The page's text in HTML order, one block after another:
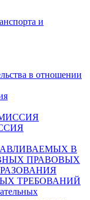
и
в отношении
В
ПРАВОВЫХ
ТРЕБОВАНИЙ